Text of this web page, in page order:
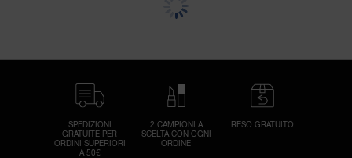
SPEDIZIONI
GRATUITE PER
ORDINI SUPERIORI
A 50€
2 CAMPIONI A
SCELTA CON OGNI
ORDINE
RESO GRATUITO